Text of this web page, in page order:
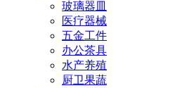
玻璃器皿
医疗器械
五金工件
办公茶具
水产养殖
厨卫果蔬